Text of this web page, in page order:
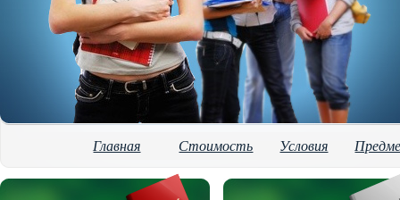
Главная Стоимость Условия